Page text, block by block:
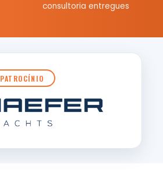
consultoria entregues
PATROCÍNIO